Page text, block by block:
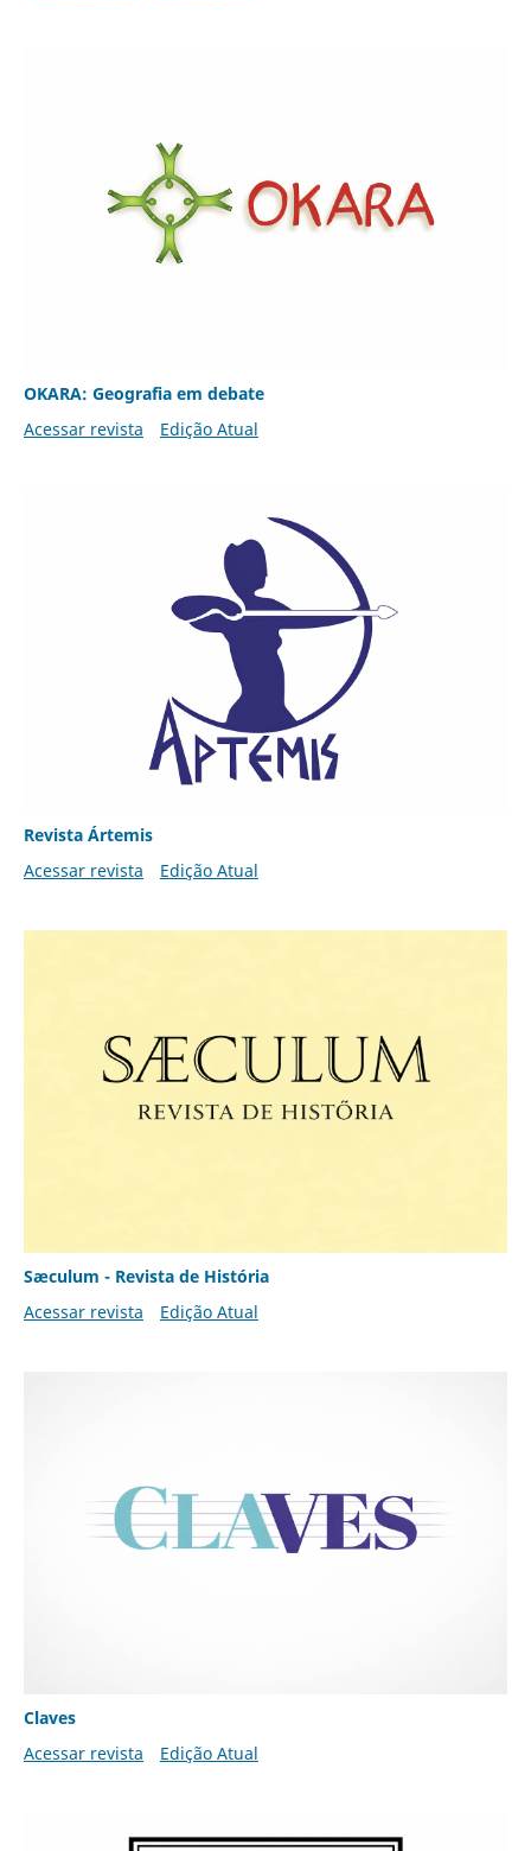
OKARA: Geografia em debate
Acessar revista
Edição Atual
Revista Ártemis
Acessar revista
Edição Atual
Sæculum - Revista de História
Acessar revista
Edição Atual
Claves
Acessar revista
Edição Atual